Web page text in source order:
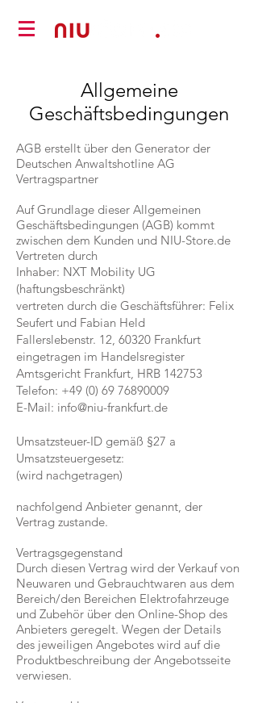
Allgemeine
Geschäftsbedingungen
AGB erstellt über den Generator der
Deutschen Anwaltshotline AG
Vertragspartner
Auf Grundlage dieser Allgemeinen
Geschäftsbedingungen (AGB) kommt
zwischen dem Kunden und NIU-Store.de
Vertreten durch
Inhaber: NXT Mobility UG
(haftungsbeschränkt)
vertreten durch die Geschäftsführer: Felix
Seufert und Fabian Held
Fallerslebenstr. 12, 60320 Frankfurt
eingetragen im Handelsregister
Amtsgericht Frankfurt, HRB 142753
Telefon: +49 (0) 69 76890009
E-Mail: info@niu-frankfurt.de
Umsatzsteuer-ID gemäß §27 a
Umsatzsteuergesetz:
(wird nachgetragen)​
nachfolgend Anbieter genannt, der
Vertrag zustande.
Vertragsgegenstand
Durch diesen Vertrag wird der Verkauf von
Neuwaren und Gebrauchtwaren aus dem
Bereich/den Bereichen Elektrofahrzeuge
und Zubehör über den Online-Shop des
Anbieters geregelt. Wegen der Details
des jeweiligen Angebotes wird auf die
Produktbeschreibung der Angebotsseite
verwiesen.